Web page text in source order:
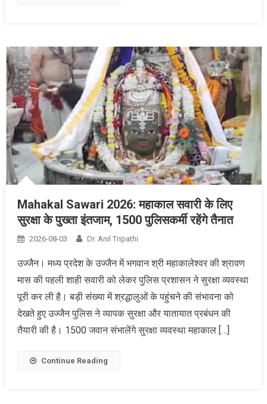
Mahakal Sawari 2026: महाकाल सवारी के लिए
सुरक्षा के पुख्ता इंतजाम, 1500 पुलिसकर्मी रहेंगे तैनात
2026-08-03 Dr. Anil Tripathi
उज्जैन। मध्य प्रदेश के उज्जैन में भगवान श्री महाकालेश्वर की श्रावण
मास की पहली शाही सवारी को लेकर पुलिस प्रशासन ने सुरक्षा व्यवस्था
पूरी कर ली है। बड़ी संख्या में श्रद्धालुओं के पहुंचने की संभावना को
देखते हुए उज्जैन पुलिस ने व्यापक सुरक्षा और यातायात प्रबंधन की
तैयारी की है। 1500 जवान संभालेंगे सुरक्षा व्यवस्था महाकाल […]
Continue Reading